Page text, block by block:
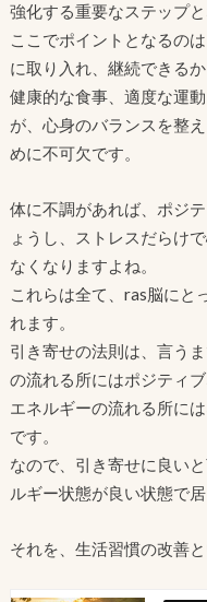
強化する重要なステップと
ここでポイントとなるの
に取り入れ、継続できるか
健康的な食事、適度な運
が、心身のバランスを整
めに不可欠です。
体に不調があれば、ポジ
ょうし、ストレスだらけ
なくなりますよね。
これらは全て、ras脳にと
れます。
引き寄せの法則は、言う
の流れる所にはポジティ
エネルギーの流れる所に
です。
なので、引き寄せに良い
ルギー状態が良い状態で
それを、生活習慣の改善